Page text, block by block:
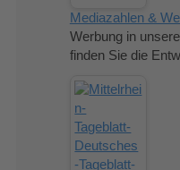
Mediazahlen &
Werbung in
finden Sie die